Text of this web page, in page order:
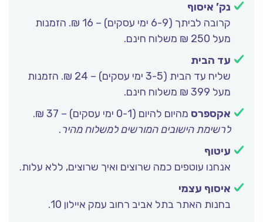
נק’ איסוף
קרובה לביתך (6-9 ימי עסקים) – 16 ₪. הזמנות
מעל 250 ₪ משלוח חינם.
עד הבית
שליח עד הבית (3-5 ימי עסקים) – 24 ₪. הזמנות
מעל 399 ₪ משלוח חינם.
אקספרס מהיום להיום (0-1 ימי עסקים) – 37 ₪.
לרשימת הישובים המורשים למשלוח מהיר.
עיטוף
אנחנו עוטפים כמה שרוצים ואיך שרוצים, ללא עלות.
איסוף עצמי
בחנות האתר בתל אביב רחוב עמק איילון 10.